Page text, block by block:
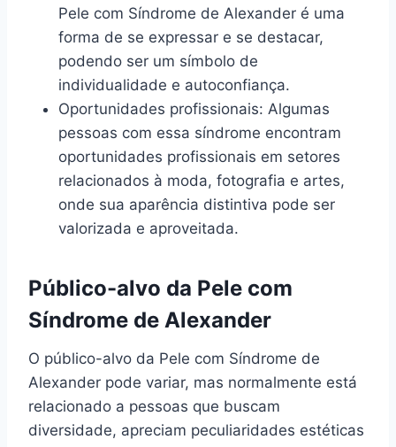
Pele com Síndrome de Alexander é uma
forma de se expressar e se destacar,
podendo ser um símbolo de
individualidade e autoconfiança.
Oportunidades profissionais: Algumas
pessoas com essa síndrome encontram
oportunidades profissionais em setores
relacionados à moda, fotografia e artes,
onde sua aparência distintiva pode ser
valorizada e aproveitada.
Público-alvo da Pele com
Síndrome de Alexander
O público-alvo da Pele com Síndrome de
Alexander pode variar, mas normalmente está
relacionado a pessoas que buscam
diversidade, apreciam peculiaridades estéticas